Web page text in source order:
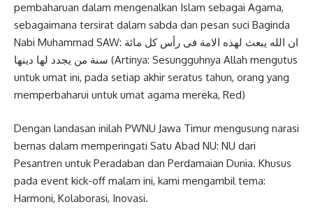
pembaharuan dalam mengenalkan Islam sebagai Agama,
sebagaimana tersirat dalam sabda dan pesan suci Baginda
Nabi Muhammad SAW: ان الله يبعث لهذه الامة فى رأس كل مائة
سنة من يجدد لها دينها (Artinya: Sesungguhnya Allah mengutus
untuk umat ini, pada setiap akhir seratus tahun, orang yang
memperbaharui untuk umat agama mereka, Red)
Dengan landasan inilah PWNU Jawa Timur mengusung narasi
bernas dalam memperingati Satu Abad NU: NU dari
Pesantren untuk Peradaban dan Perdamaian Dunia. Khusus
pada event kick-off malam ini, kami mengambil tema:
Harmoni, Kolaborasi, Inovasi.